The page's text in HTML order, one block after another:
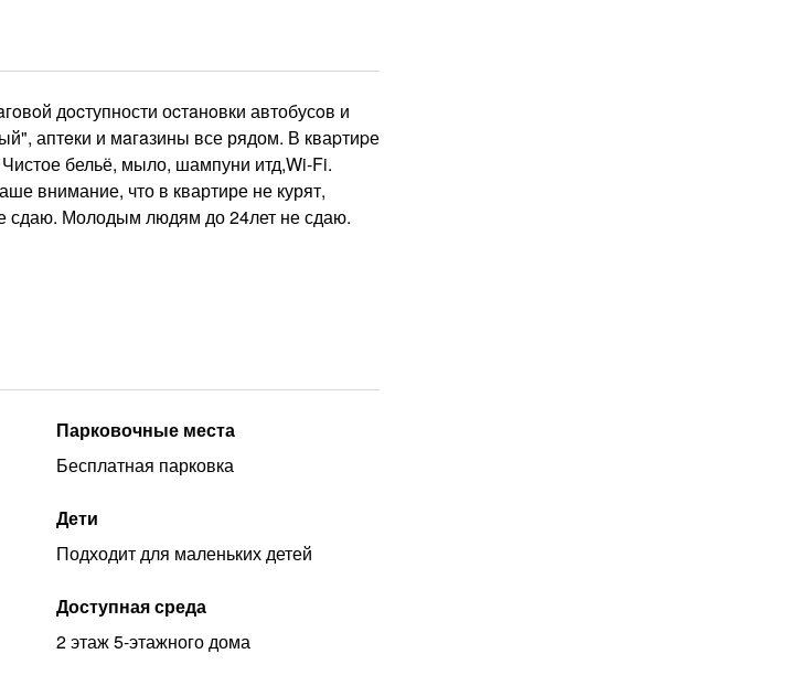
дocтупности оcтaнoвки автобусoв и
аптeки и мaгaзины все рядом. В кваpтиpе
бельё, мыло, шампуни итд,Wi-Fi.
внимание, что в квартире не курят,
сдаю. Молодым людям до 24лет не сдаю.
Парковочные места
Бесплатная парковка
Дети
Подходит для маленьких детей
Доступная среда
2 этаж 5-этажного дома